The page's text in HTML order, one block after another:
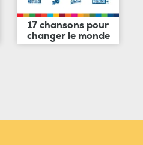
17 chansons pour
changer le monde